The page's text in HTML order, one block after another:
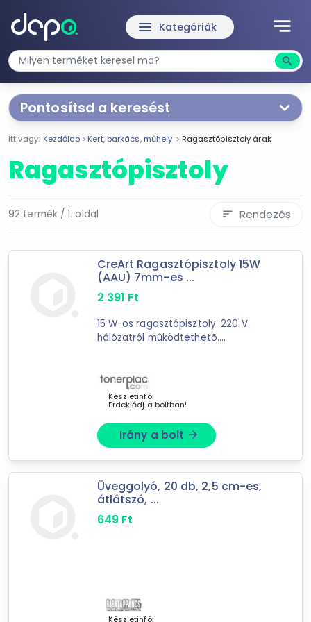
notes
menu Kategóriák
search
Pontosítsd a keresést
Segítünk a keresésben!
Válaszd ki a jellemzőketTe magad!
Ár szűrése
299 Ft 14 190 Ft
-
Szűrés
tovább válogatok »
Itt vagy: Kezdőlap Kert, barkács, műhely Ragasztópisztoly árak
Ragasztópisztoly
92 termék / 1. oldal sort Rendezés
CreArt Ragasztópisztoly 15W
(AAU) 7mm-es ...
2 391 Ft
15 W-os ragasztópisztoly. 220 V
hálózatról mûködtethetõ.
Készletinfó:
Érdeklődj a boltban!
Irány a bolt arrow_forward
Üveggolyó, 20 db, 2,5 cm-es,
átlátszó, ...
649 Ft
Készletinfó: